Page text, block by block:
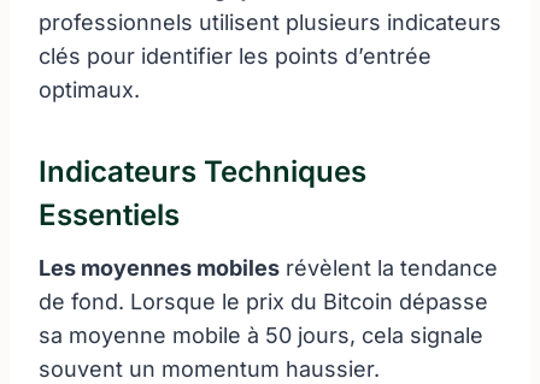
professionnels utilisent plusieurs indicateurs
clés pour identifier les points d’entrée
optimaux.
Indicateurs Techniques
Essentiels
Les moyennes mobiles révèlent la tendance
de fond. Lorsque le prix du Bitcoin dépasse
sa moyenne mobile à 50 jours, cela signale
souvent un momentum haussier.